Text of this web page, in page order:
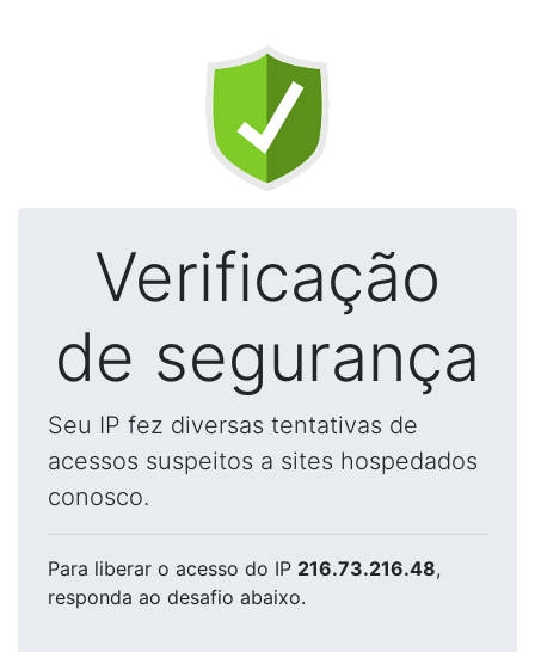
Verificação
de segurança
Seu IP fez diversas tentativas de
acessos suspeitos a sites hospedados
conosco.
Para liberar o acesso do IP 216.73.216.48,
responda ao desafio abaixo.